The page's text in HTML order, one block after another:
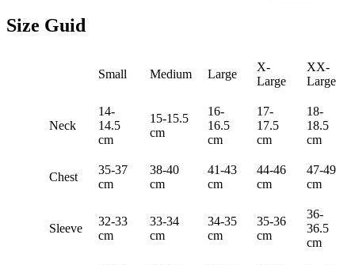
Size Guid
Small Medium Large
X-
Large
XX-
Large
Neck
14-
14.5
cm
15-15.5
cm
16-
16.5
cm
17-
17.5
cm
18-
18.5
cm
Chest
35-37
cm
38-40
cm
41-43
cm
44-46
cm
47-49
cm
Sleeve
32-33
cm
33-34
cm
34-35
cm
35-36
cm
36-
36.5
cm